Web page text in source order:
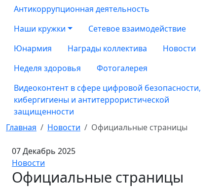
Антикоррупционная деятельность
Наши кружки
Сетевое взаимодействие
Юнармия
Награды коллектива
Новости
Неделя здоровья
Фотогалерея
Видеоконтент в сфере цифровой безопасности,
кибергигиены и антитеррористической
защищенности
Главная
Новости Официальные страницы
07 Декабрь 2025
Новости
Официальные страницы